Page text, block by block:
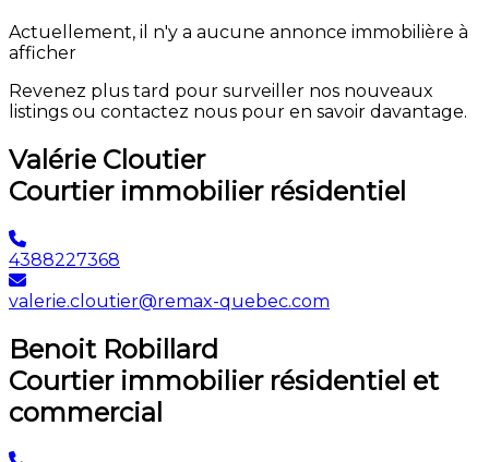
Actuellement, il n'y a aucune annonce immobilière à
afficher
Revenez plus tard pour surveiller nos nouveaux
listings ou contactez nous pour en savoir davantage.
Valérie Cloutier
Courtier immobilier résidentiel
4388227368
valerie.cloutier@remax-quebec.com
Benoit Robillard
Courtier immobilier résidentiel et
commercial